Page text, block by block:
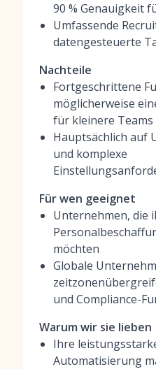
90 % Genauigkeit
Umfassende
datengesteuerte
Nachteile
Fortgeschrittene
möglicherweise
für kleinere Teams
Hauptsächlich auf
und komplexe
Für wen geeignet
Unternehmen, die
möchten
Globale
und Compliance-
Warum wir sie lieben
Ihre
Automatisierung